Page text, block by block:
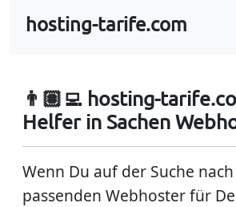
hosting-tarife.com
👨🏽‍💻 hosting-
Helfer in Sachen
Wenn Du auf der Suche
passenden Webhoster für